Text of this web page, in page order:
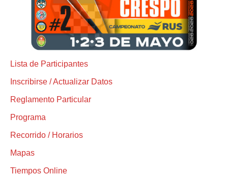
Lista de Participantes
Inscribirse / Actualizar Datos
Reglamento Particular
Programa
Recorrido / Horarios
Mapas
Tiempos Online